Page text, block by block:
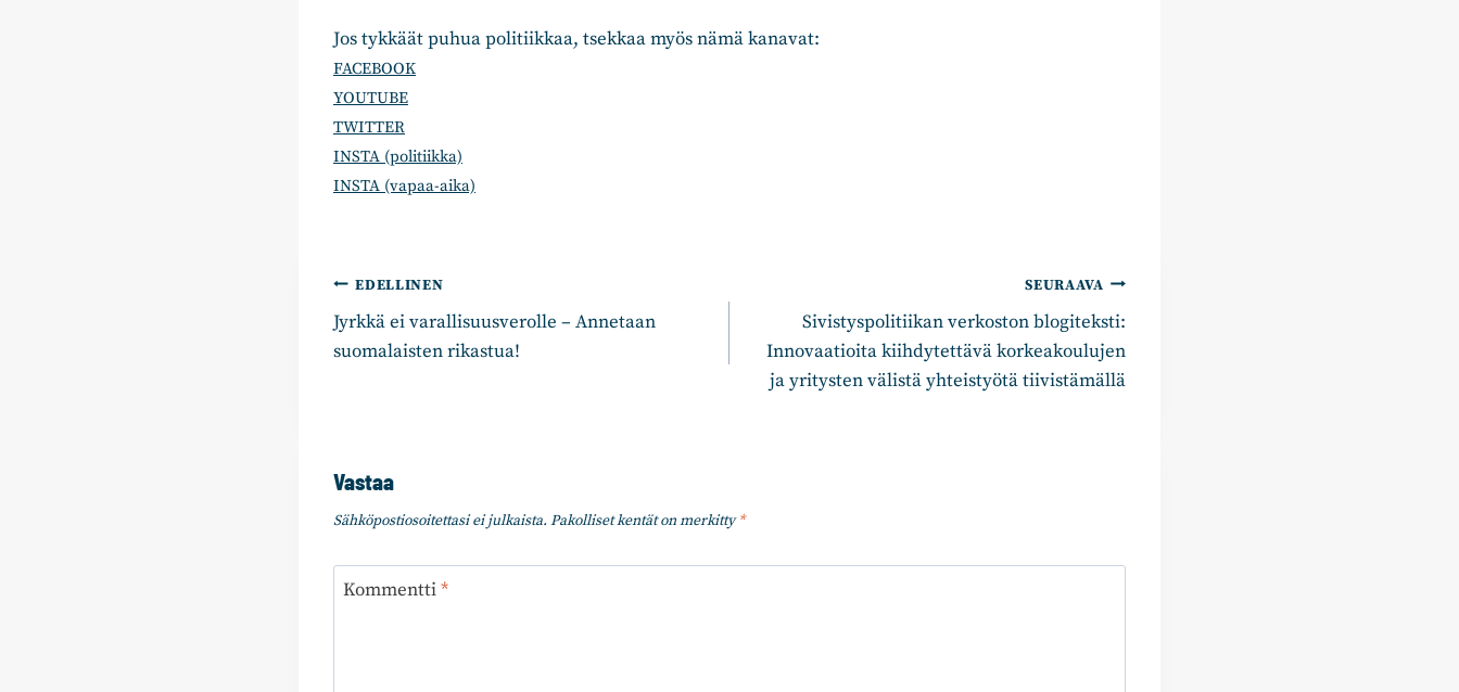
Jos tykkäät puhua politiikkaa, tsekkaa myös nämä kanavat:
FACEBOOK
YOUTUBE
TWITTER
INSTA (politiikka)
INSTA (vapaa-aika)
Artikkelien
selaus
EDELLINEN
Jyrkkä ei varallisuusverolle – Annetaan
suomalaisten rikastua!
SEURAAVA
Sivistyspolitiikan verkoston blogiteksti:
Innovaatioita kiihdytettävä korkeakoulujen
ja yritysten välistä yhteistyötä tiivistämällä
Vastaa
Sähköpostiosoitettasi ei julkaista. Pakolliset kentät on merkitty*
Kommentti*